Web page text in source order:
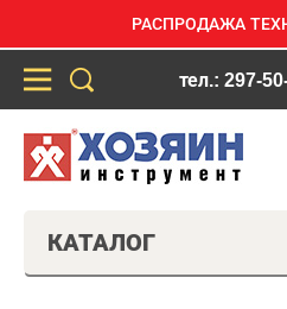
РАСПРОДАЖА
тел.: 297-
КАТАЛОГ